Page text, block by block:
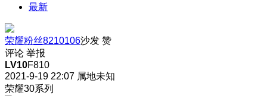
最新
荣耀粉丝8210106沙发 赞
评论 举报
LV10F810
2021-9-19 22:07 属地未知
荣耀30系列